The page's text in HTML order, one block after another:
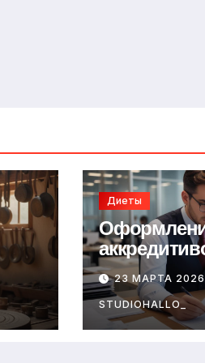
Диеты
торговле
23 МАРТА 2026
STUDIOHALLO_